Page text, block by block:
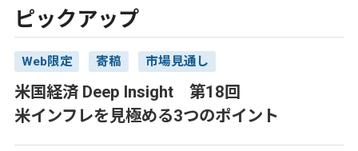
ピックアップ
Web限定 寄稿 市場見通し
米国経済 Deep Insight 第18回
米インフレを見極める3つのポイント